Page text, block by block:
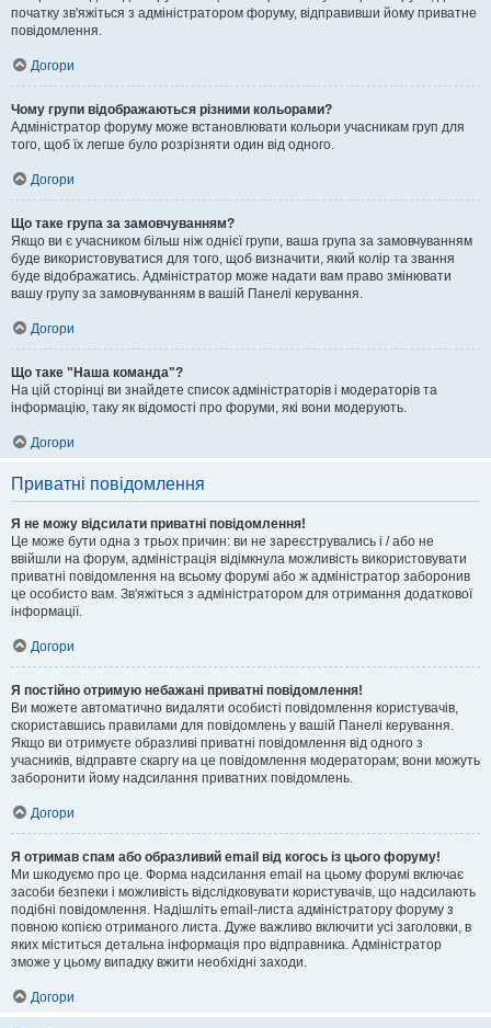
початку зв'яжіться з адміністратором форуму, відправивши йому приватне
повідомлення.
Догори
Чому групи відображаються різними кольорами?
Адміністратор форуму може встановлювати кольори учасникам груп для
того, щоб їх легше було розрізняти один від одного.
Догори
Що таке група за замовчуванням?
Якщо ви є учасником більш ніж однієї групи, ваша група за замовчуванням
буде використовуватися для того, щоб визначити, який колір та звання
буде відображатись. Адміністратор може надати вам право змінювати
вашу групу за замовчуванням в вашій Панелі керування.
Догори
Що таке "Наша команда"?
На цій сторінці ви знайдете список адміністраторів і модераторів та
інформацію, таку як відомості про форуми, які вони модерують.
Догори
Приватні повідомлення
Я не можу відсилати приватні повідомлення!
Це може бути одна з трьох причин: ви не зареєструвались і / або не
ввійшли на форум, адміністрація відімкнула можливість використовувати
приватні повідомлення на всьому форумі або ж адміністратор заборонив
це особисто вам. Зв'яжіться з адміністратором для отримання додаткової
інформації.
Догори
Я постійно отримую небажані приватні повідомлення!
Ви можете автоматично видаляти особисті повідомлення користувачів,
скориставшись правилами для повідомлень у вашій Панелі керування.
Якщо ви отримуєте образливі приватні повідомлення від одного з
учасників, відправте скаргу на це повідомлення модераторам; вони можуть
заборонити йому надсилання приватних повідомлень.
Догори
Я отримав спам або образливий email від когось із цього форуму!
Ми шкодуємо про це. Форма надсилання email на цьому форумі включає
засоби безпеки і можливість відслідковувати користувачів, що надсилають
подібні повідомлення. Надішліть email-листа адміністратору форуму з
повною копією отриманого листа. Дуже важливо включити усі заголовки, в
яких міститься детальна інформація про відправника. Адміністратор
зможе у цьому випадку вжити необхідні заходи.
Догори